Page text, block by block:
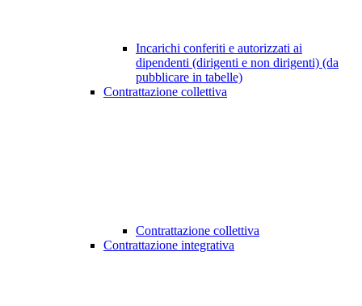
Incarichi conferiti e autorizzati ai
dipendenti (dirigenti e non dirigenti) (da
pubblicare in tabelle)
Contrattazione collettiva
Contrattazione collettiva
Contrattazione integrativa